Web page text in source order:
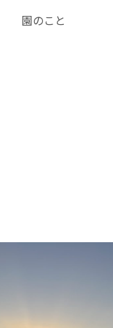
園のこと